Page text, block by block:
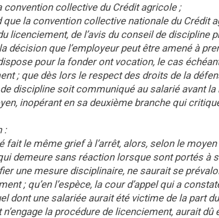
convention collective du Crédit agricole ;
que la convention collective nationale du Crédit
licenciement, de l’avis du conseil de discipline
décision que l’employeur peut être amené à
pour la fonder ont vocation, le cas
; que dès lors le respect des droits de la
discipline soit communiqué au salarié avant
inopérant en sa deuxième branche qui
:
fait le même grief à l’arrêt, alors, selon le moyen
demeure sans réaction lorsque sont portés à
une mesure disciplinaire, ne saurait se
; qu’en l’espèce, la cour d’appel qui a
dont une salariée aurait été victime de la part
n’engage la procédure de licenciement, aurait